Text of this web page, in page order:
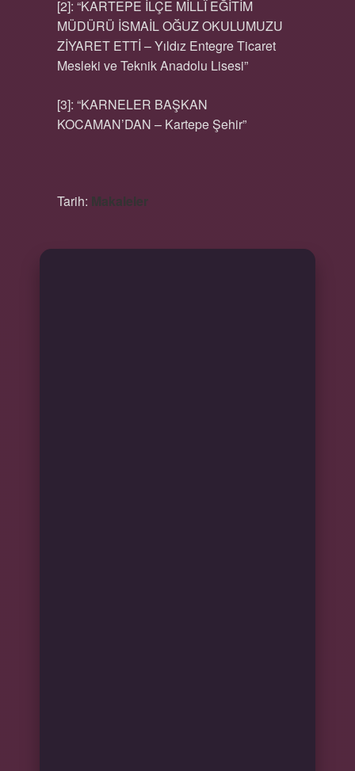
[2]: “KARTEPE İLÇE MİLLÎ EĞİTİM
MÜDÜRÜ İSMAİL OĞUZ OKULUMUZU
ZİYARET ETTİ – Yıldız Entegre Ticaret
Mesleki ve Teknik Anadolu Lisesi”
[3]: “KARNELER BAŞKAN
KOCAMAN’DAN – Kartepe Şehir”
Tarih: Makaleler